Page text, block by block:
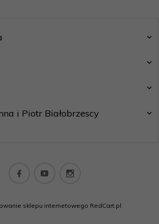
i Piotr Białobrzescy
sklepu internetowego RedCart.pl